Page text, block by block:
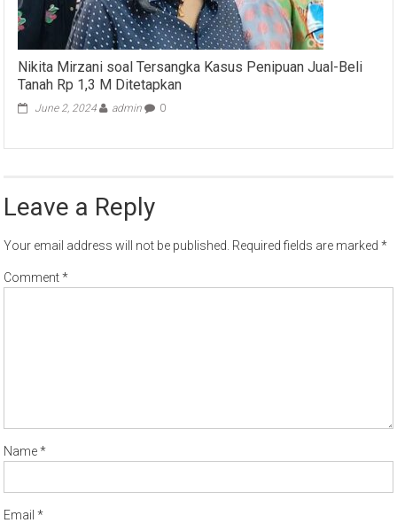
Nikita Mirzani soal Tersangka Kasus Penipuan Jual-Beli
Tanah Rp 1,3 M Ditetapkan
June 2, 2024 admin 0
Leave a Reply
Your email address will not be published. Required fields are marked*
Comment*
Name*
Email*